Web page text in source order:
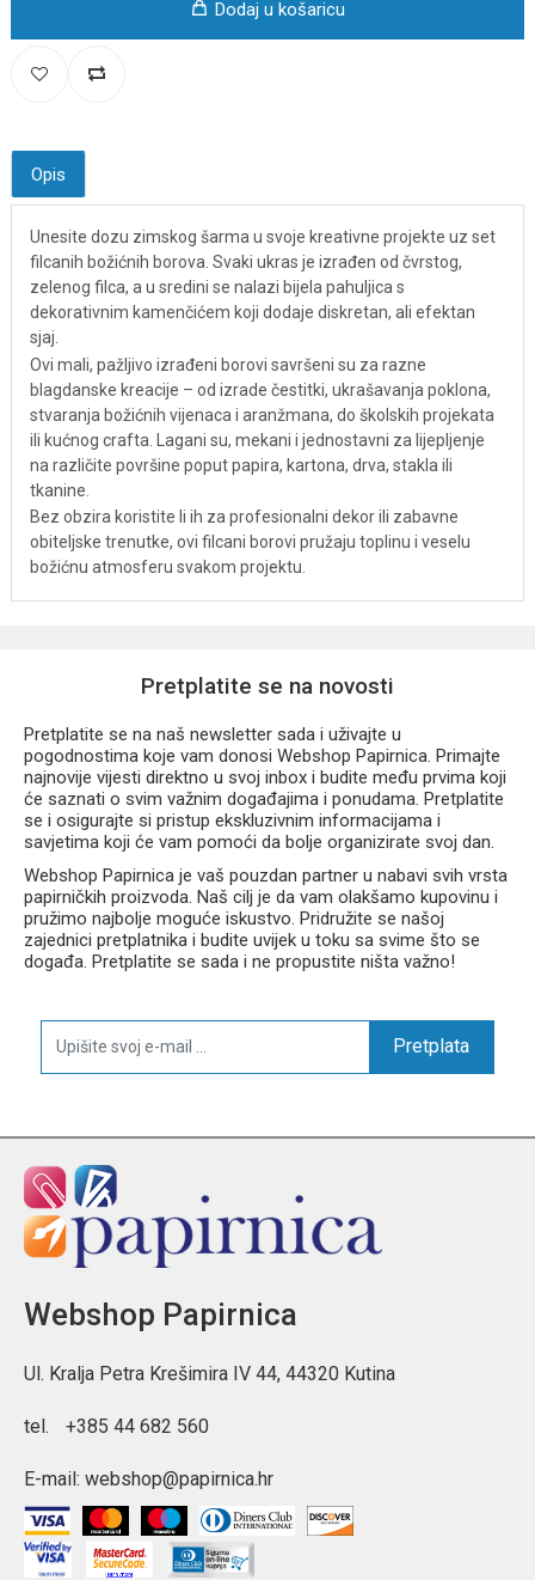
Dodaj u košaricu
Opis
Unesite dozu zimskog šarma u svoje kreativne projekte uz set
filcanih božićnih borova. Svaki ukras je izrađen od čvrstog,
zelenog filca, a u sredini se nalazi bijela pahuljica s
dekorativnim kamenčićem koji dodaje diskretan, ali efektan
sjaj.
Ovi mali, pažljivo izrađeni borovi savršeni su za razne
blagdanske kreacije – od izrade čestitki, ukrašavanja poklona,
stvaranja božićnih vijenaca i aranžmana, do školskih projekata
ili kućnog crafta. Lagani su, mekani i jednostavni za lijepljenje
na različite površine poput papira, kartona, drva, stakla ili
tkanine.
Bez obzira koristite li ih za profesionalni dekor ili zabavne
obiteljske trenutke, ovi filcani borovi pružaju toplinu i veselu
božićnu atmosferu svakom projektu.
Pretplatite se na novosti
Pretplatite se na naš newsletter sada i uživajte u
pogodnostima koje vam donosi Webshop Papirnica. Primajte
najnovije vijesti direktno u svoj inbox i budite među prvima koji
će saznati o svim važnim događajima i ponudama. Pretplatite
se i osigurajte si pristup ekskluzivnim informacijama i
savjetima koji će vam pomoći da bolje organizirate svoj dan.
Webshop Papirnica je vaš pouzdan partner u nabavi svih vrsta
papirničkih proizvoda. Naš cilj je da vam olakšamo kupovinu i
pružimo najbolje moguće iskustvo. Pridružite se našoj
zajednici pretplatnika i budite uvijek u toku sa svime što se
događa. Pretplatite se sada i ne propustite ništa važno!
Pretplata
Webshop Papirnica
Ul. Kralja Petra Krešimira IV 44, 44320 Kutina
tel. +385 44 682 560
E-mail: webshop@papirnica.hr